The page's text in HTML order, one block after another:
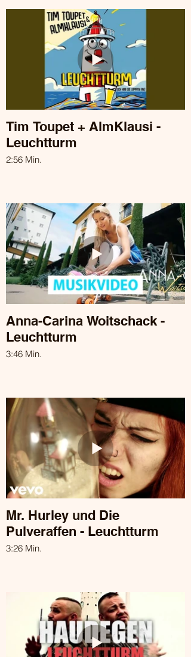
Tim Toupet + AlmKlausi -
Leuchtturm
2:56 Min.
Anna-Carina Woitschack -
Leuchtturm
3:46 Min.
Mr. Hurley und Die
Pulveraffen - Leuchtturm
3:26 Min.